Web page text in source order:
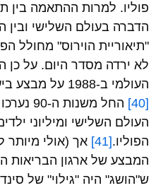
פוליו. למרות ההתאמה בין
הדברה בעולם השלישי ובין
"תיאוריית הוירוס" מחולל
לא ירדה מסדר היום. על כן
העולמי ב-1988 על מבצע ביעור הפוליו עד שנת 2000.
[40]
החל
העולם השלישי ומיליוני
הפוליו.[41]
אך (אולי מיותר
המבצע של ארגון הבריאות
ש"הושג" היה "גילוי" של